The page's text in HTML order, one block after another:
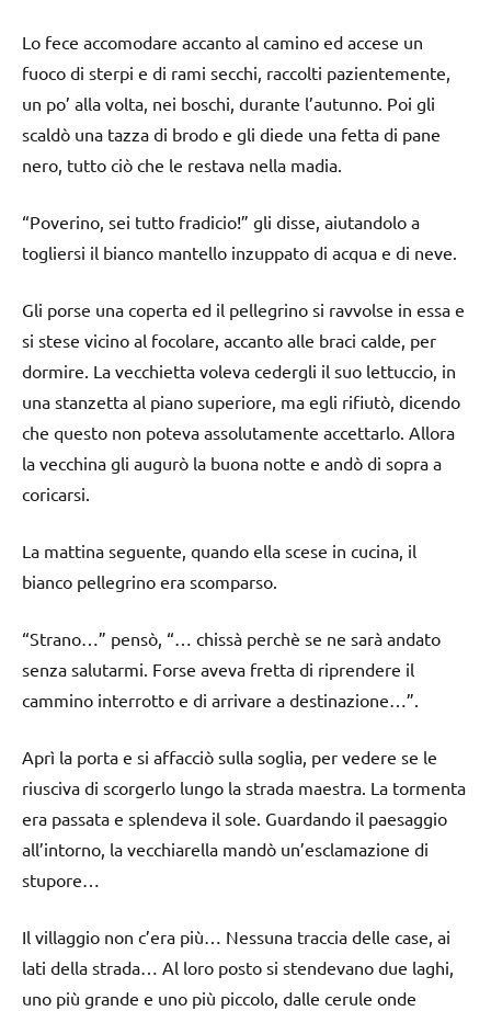
Lo fece accomodare accanto al camino ed accese un
fuoco di sterpi e di rami secchi, raccolti pazientemente,
un po’ alla volta, nei boschi, durante l’autunno. Poi gli
scaldò una tazza di brodo e gli diede una fetta di pane
nero, tutto ciò che le restava nella madia.
“Poverino, sei tutto fradicio!” gli disse, aiutandolo a
togliersi il bianco mantello inzuppato di acqua e di neve.
Gli porse una coperta ed il pellegrino si ravvolse in essa e
si stese vicino al focolare, accanto alle braci calde, per
dormire. La vecchietta voleva cedergli il suo lettuccio, in
una stanzetta al piano superiore, ma egli rifiutò, dicendo
che questo non poteva assolutamente accettarlo. Allora
la vecchina gli augurò la buona notte e andò di sopra a
coricarsi.
La mattina seguente, quando ella scese in cucina, il
bianco pellegrino era scomparso.
“Strano…” pensò, “… chissà perchè se ne sarà andato
senza salutarmi. Forse aveva fretta di riprendere il
cammino interrotto e di arrivare a destinazione…”.
Aprì la porta e si affacciò sulla soglia, per vedere se le
riusciva di scorgerlo lungo la strada maestra. La tormenta
era passata e splendeva il sole. Guardando il paesaggio
all’intorno, la vecchiarella mandò un’esclamazione di
stupore…
Il villaggio non c’era più… Nessuna traccia delle case, ai
lati della strada… Al loro posto si stendevano due laghi,
uno più grande e uno più piccolo, dalle cerule onde